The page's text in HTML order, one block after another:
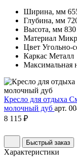
Ширина, мм
Глубина, мм
Высота, мм 830
Материал
Цвет Угольно-
Каркас Металл
Максимальная
Кресло для отдыха
молочный дуб арт.
8 115 ₽
Быстрый заказ
Характеристики